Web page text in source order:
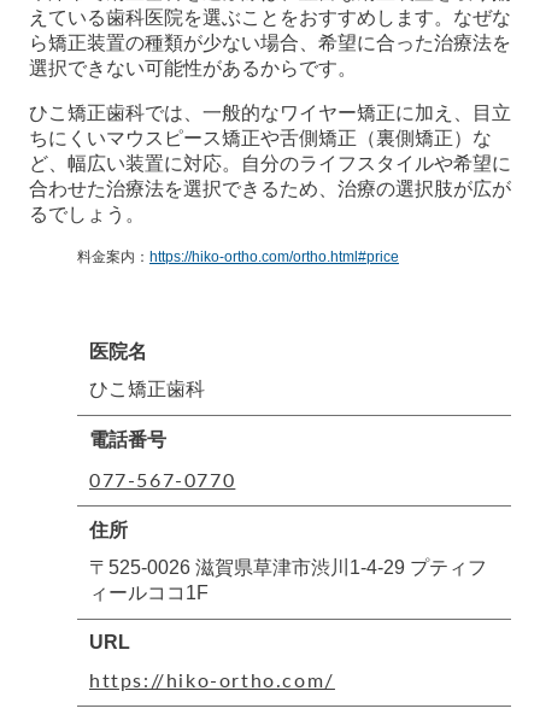
えている歯科医院を選ぶことをおすすめします。なぜな
ら矯正装置の種類が少ない場合、希望に合った治療法を
選択できない可能性があるからです。
ひこ矯正歯科では、一般的なワイヤー矯正に加え、目立
ちにくいマウスピース矯正や舌側矯正（裏側矯正）な
ど、幅広い装置に対応。自分のライフスタイルや希望に
合わせた治療法を選択できるため、治療の選択肢が広が
るでしょう。
料金案内： https://hiko-ortho.com/ortho.html#price
医院名
ひこ矯正歯科
電話番号
077-567-0770
住所
〒525-0026 滋賀県草津市渋川1-4-29 プティフ
ィールココ1F
URL
https://hiko-ortho.com/